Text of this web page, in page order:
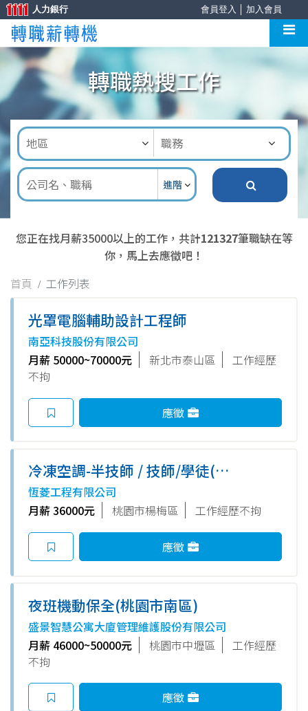
會員登入 加入會員
人力銀行
轉職熱搜工作
進階
您正在找月薪35000以上的工作，共計121327筆職缺在等
你，馬上去應徵吧！
首頁
工作列表
光罩電腦輔助設計工程師
南亞科技股份有限公司
月薪 50000~70000元
新北市泰山區
工作經歷
不拘
應徵
冷凍空調-半技師 / 技師/學徒(桃
園)
恆菱工程有限公司
月薪 36000元
桃園市楊梅區 工作經歷不拘
應徵
夜班機動保全(桃園市南區)
盛景智慧公寓大廈管理維護股份有限公司
月薪 46000~50000元
桃園市中壢區
工作經歷
不拘
應徵